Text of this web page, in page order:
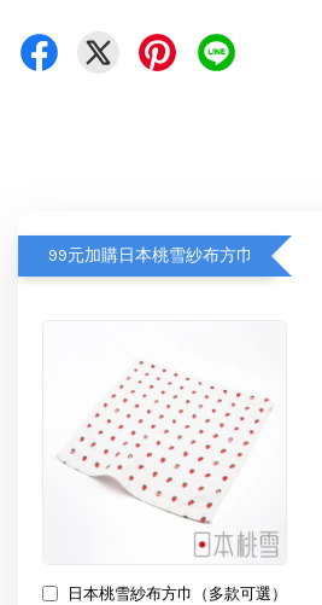
99元加購日本桃雪紗布方巾
日本桃雪紗布方巾（多款可選）